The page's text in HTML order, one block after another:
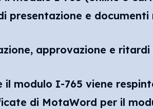
presentazione e
approvazione e
il modulo I-765 viene
di MotaWord per il